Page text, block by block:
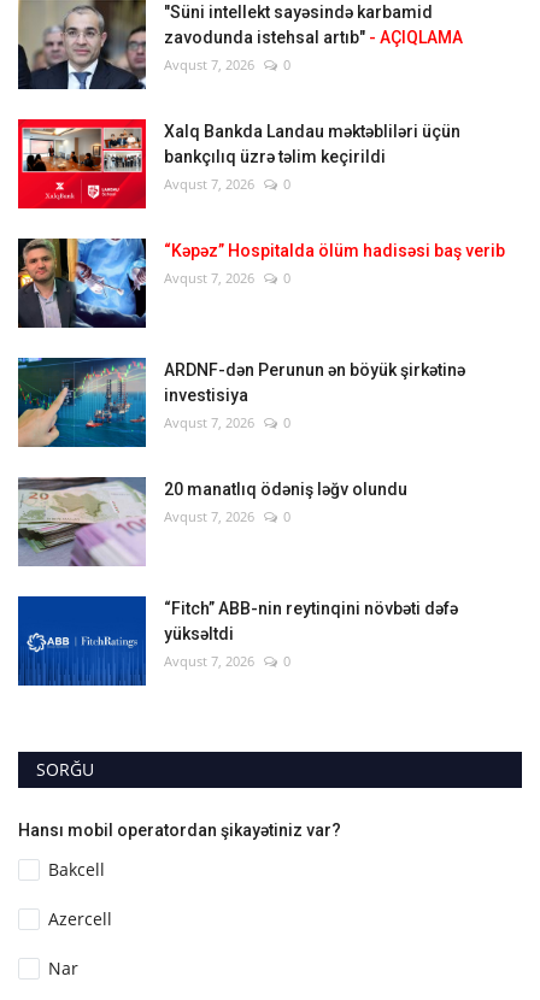
"Süni intellekt sayəsində karbamid
zavodunda istehsal artıb" - AÇIQLAMA
Avqust 7, 2026 0
Xalq Bankda Landau məktəbliləri üçün
bankçılıq üzrə təlim keçirildi
Avqust 7, 2026 0
“Kəpəz” Hospitalda ölüm hadisəsi baş verib
Avqust 7, 2026 0
ARDNF-dən Perunun ən böyük şirkətinə
investisiya
Avqust 7, 2026 0
20 manatlıq ödəniş ləğv olundu
Avqust 7, 2026 0
“Fitch” ABB-nin reytinqini növbəti dəfə
yüksəltdi
Avqust 7, 2026 0
SORĞU
Hansı mobil operatordan şikayətiniz var?
Bakcell
Azercell
Nar